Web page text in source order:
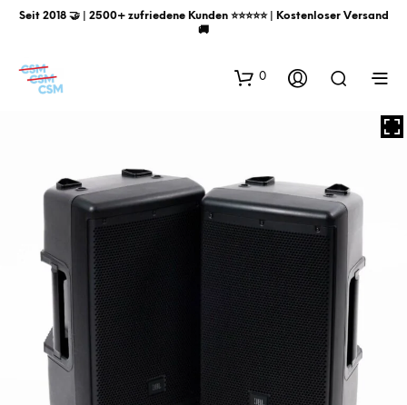
Seit 2018 🤝 | 2500+ zufriedene Kunden ⭐️⭐️⭐️⭐️⭐️ | Kostenloser Versand
🚚
0